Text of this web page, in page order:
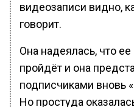
видеозаписи видно,
говорит.
Она надеялась, что
пройдёт и она
подписчиками вновь
Но простуда